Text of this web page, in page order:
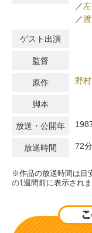
／
／
ゲスト出演
監督
原作 野
脚本
放送・公開年
放送時間 72分
※作品の放送時間は目
の1週間前に表示され